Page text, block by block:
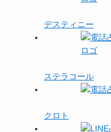
デスティニー
ステラコール
クロト